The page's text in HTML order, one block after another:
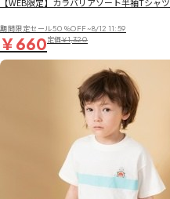
期間限定セール50％OFF~8/12 11:59
￥660定価￥1,320